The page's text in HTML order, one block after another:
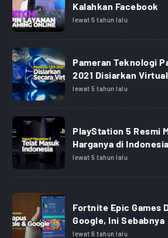
Kalahkan Facebook
lewat 5 tahun lalu
Pameran Teknologi
2021 Disiarkan Virtual
lewat 5 tahun lalu
PlayStation 5 Resmi
Harganya di
lewat 5 tahun lalu
Fortnite Epic Games
Google, Ini Sebabnya
lewat 6 tahun lalu